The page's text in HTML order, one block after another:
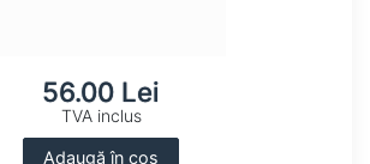
56.00 Lei
TVA inclus
Adaugă în coș